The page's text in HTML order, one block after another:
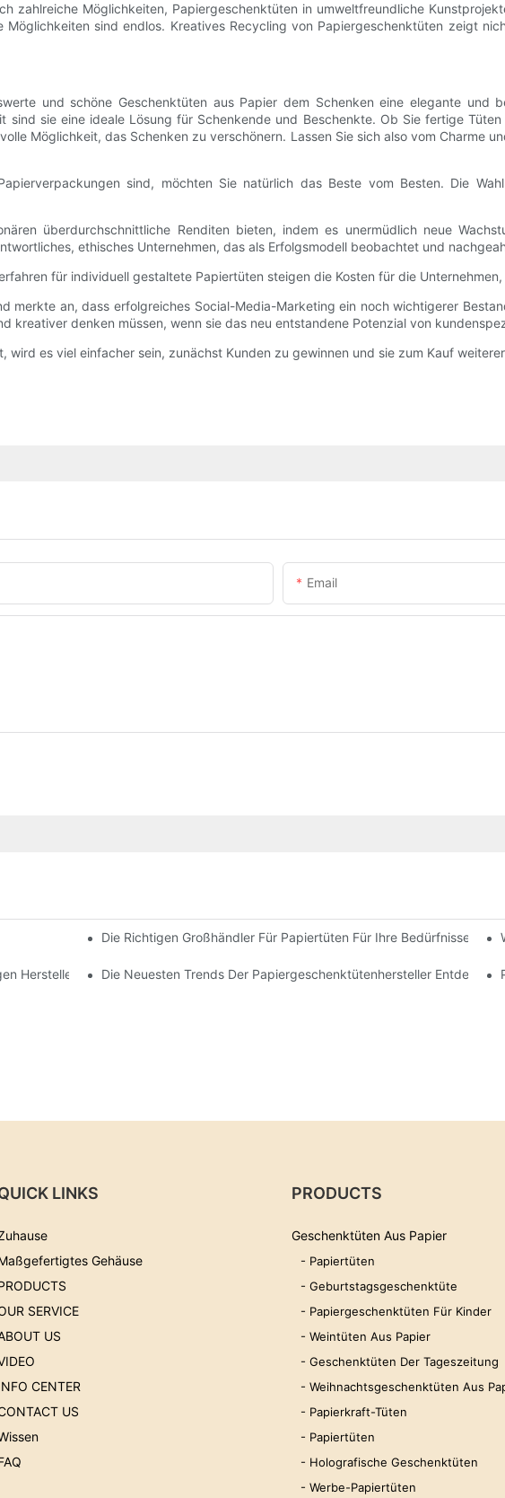
zahlreiche Möglichkeiten, Papiergeschenktüten in umweltfreundliche
Möglichkeiten sind endlos. Kreatives Recycling von Papiergeschenktüten zeigt
und schöne Geschenktüten aus Papier dem Schenken eine elegante und
sind sie eine ideale Lösung für Schenkende und Beschenkte. Ob Sie fertige
Möglichkeit, das Schenken zu verschönern. Lassen Sie sich also vom Charme
sind, möchten Sie natürlich das Beste vom Besten. Die
überdurchschnittliche Renditen bieten, indem es unermüdlich neue
ethisches Unternehmen, das als Erfolgsmodell beobachtet und
für individuell gestaltete Papiertüten steigen die Kosten für die
merkte an, dass erfolgreiches Social-Media-Marketing ein noch wichtigerer
kreativer denken müssen, wenn sie das neu entstandene Potenzial von
wird es viel einfacher sein, zunächst Kunden zu gewinnen und sie zum Kauf
Email
Auffallen Die Richtigen Großhändler Für Papiertüten Für Ihre Bedürfnisse
Hersteller Von Papiergeschenktüten
Die Neuesten Trends Der Papiergeschenktütenhersteller Entdecken
LINKS
Gehäuse
SERVICE
US
CENTER
US
PRODUCTS
Geschenktüten Aus Papier
- Papiertüten
- Geburtstagsgeschenktüte
- Papiergeschenktüten Für Kinder
- Weintüten Aus Papier
- Geschenktüten Der Tageszeitung
- Weihnachtsgeschenktüten Aus
- Papierkraft-Tüten
- Papiertüten
- Holografische Geschenktüten
- Werbe-Papiertüten